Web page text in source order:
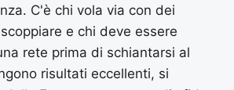
C'è chi vola via con dei
e chi deve essere
rete prima di schiantarsi al
risultati eccellenti, si